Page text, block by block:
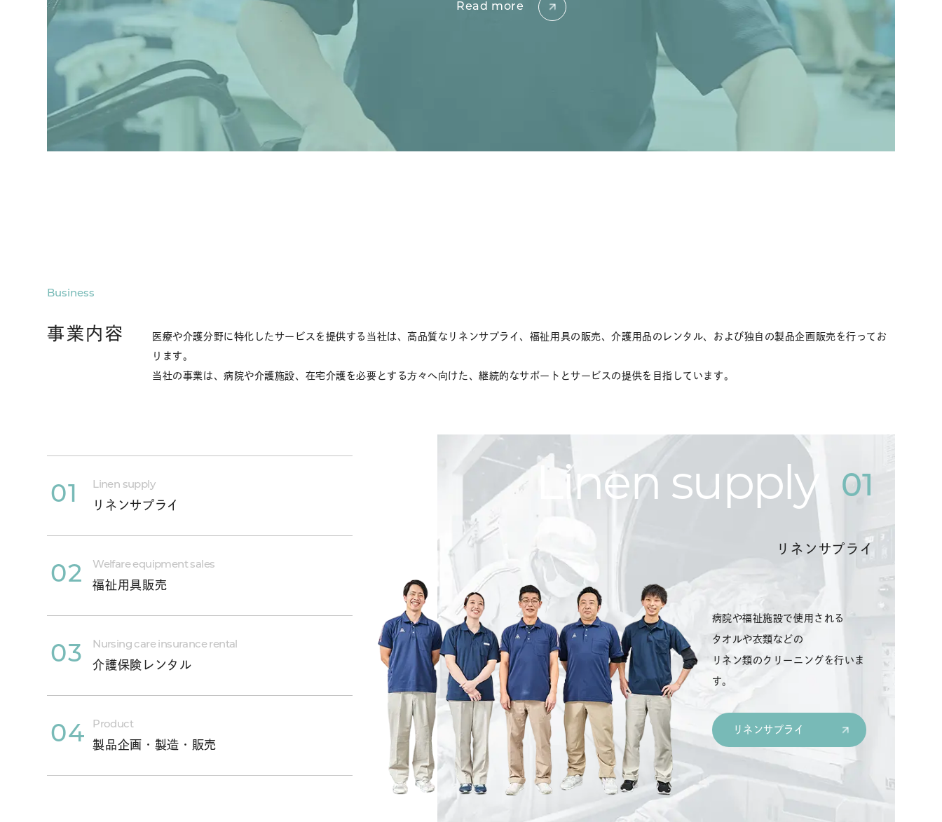
Read more
Business
事業内容
医療や介護分野に特化したサービスを提供する当社は、高品質なリネンサプライ、福祉用具の販売、介護用品のレンタル、および独自の製品企画販売を行ってお
ります。
当社の事業は、病院や介護施設、在宅介護を必要とする方々へ向けた、継続的なサポートとサービスの提供を目指しています。
01 Linen supply
リネンサプライ
02 Welfare equipment sales
福祉用具販売
03 Nursing care insurance rental
介護保険レンタル
04 Product
製品企画・製造・販売
Linen supply 01
リネンサプライ
病院や福祉施設で使用される
タオルや衣類などの
リネン類のクリーニングを行いま
す。
リネンサプライ